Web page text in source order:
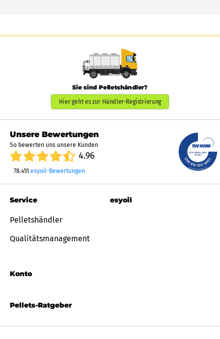
Sie sind Pelletshändler?
Hier geht es zur Händler-Registrierung
Unsere Bewertungen
So bewerten uns unsere Kunden
4.96
78.451 esyoil-Bewertungen
Pellets-Ratgeber
Service
Pelletshändler
Qualitätsmanagement
Konto
esyoil